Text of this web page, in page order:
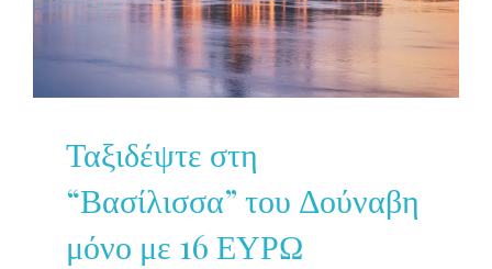
Ταξιδέψτε στη
“Βασίλισσα” του Δούναβη
μόνο με 16 ΕΥΡΩ